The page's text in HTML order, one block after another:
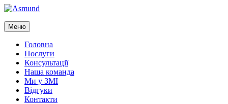
Перейти
вмісту
Asmund
Asmund
Меню
Головна
Послуги
Консультації
Наша команда
Ми у ЗМІ
Відгуки
Контакти